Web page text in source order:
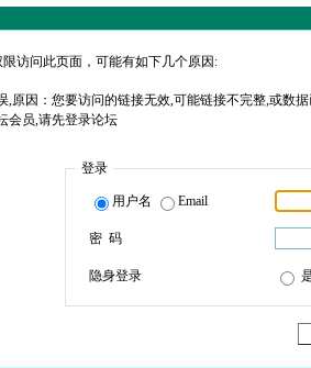
访问此页面，可能有如下几个原因:
,原因：您要访问的链接无效,可能链接不完整,或数
会员,请先登录论坛
登录
用户名 Email
密 码
隐身登录